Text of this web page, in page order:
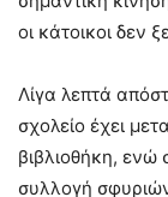
οι κάτοικοι δεν
Λίγα λεπτά
σχολείο έχει
βιβλιοθήκη, ενώ
συλλογή